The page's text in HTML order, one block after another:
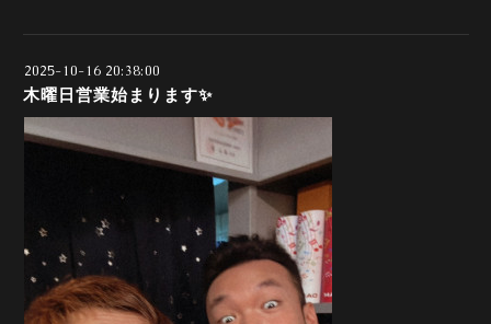
2025-10-16 20:38:00
木曜日営業始まります✨